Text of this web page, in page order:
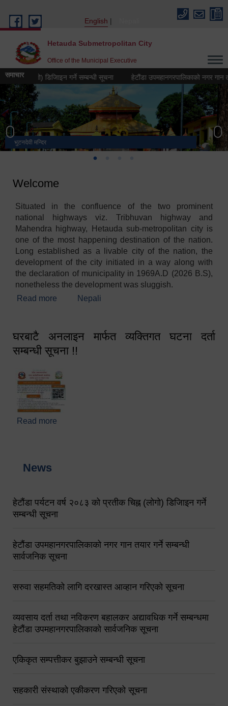
English
Hetauda Submetropolitan City
Office of the Municipal Executive
समाचार
(लोगो) डिजिाइन गर्ने सम्बन्धी सूचना हेटौंडा उपमहानगरपालिकाको नगर गान तयार
भुटनदेवी मन्दिर
स्मारक
हेटौंडा उपमहानगरपालिका नगर कार्यपालिकाको कार्यालय
मनकामना डाँडाबाट देखिएको दृश्य
Welcome
Situated in the confluence of the two prominent
national highways viz. Tribhuvan highway and
Mahendra highway, Hetauda sub-metropolitan city is
one of the most happening destination of the nation.
Long established as a livable city of the nation, the
development of the city initiated in a way along with
the declaration of municipality in 1969A.D (2026 B.S),
nonetheless the development was sluggish.
Read more about Welcome
Nepali
घरबाटै अनलाइन मार्फत व्यक्तिगत घटना दर्ता
सम्बन्धी सूचना !!
Read more
News
हेटौंडा पर्यटन वर्ष २०८३ को प्रतीक चिह्न (लोगो) डिजिाइन गर्ने
सम्बन्धी सूचना
हेटौंडा उपमहानगरपालिकाको नगर गान तयार गर्ने सम्बन्धी
सार्वजनिक सूचना
सरुवा सहमतिको लागि दरखास्त आव्हान गरिएको सूचना
व्यवसाय दर्ता तथा नविकरण बहालकर अद्यावधिक गर्ने सम्बन्धमा
हेटौंडा उपमहानगरपालिकाको सार्वजनिक सूचना
एकिकृत सम्पत्तीकर बुझाउने सम्बन्धी सूचना
सहकारी संस्थाको एकीकरण गरिएको सूचना